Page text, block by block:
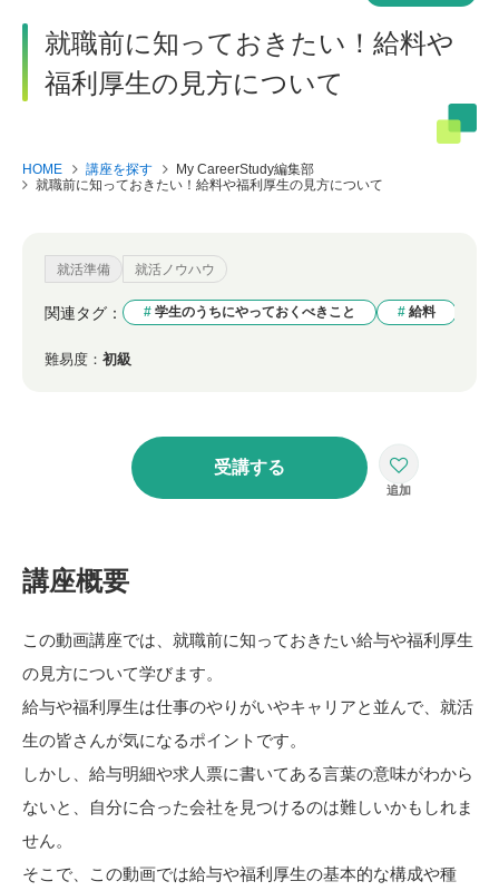
就職前に知っておきたい！給料や
福利厚生の見方について
HOME 講座を探す
My CareerStudy編集部
就職前に知っておきたい！給料や福利厚生の見方について
就活準備 就活ノウハウ
関連タグ： 学生のうちにやっておくべきこと 給料
難易度： 初級
受講する
講座概要
この動画講座では、就職前に知っておきたい給与や福利厚生
の見方について学びます。
給与や福利厚生は仕事のやりがいやキャリアと並んで、就活
生の皆さんが気になるポイントです。
しかし、給与明細や求人票に書いてある言葉の意味がわから
ないと、自分に合った会社を見つけるのは難しいかもしれま
せん。
そこで、この動画では給与や福利厚生の基本的な構成や種